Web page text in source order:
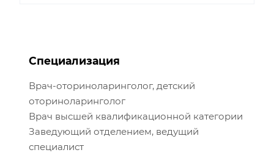
Специализация
Врач-оториноларинголог, детский
оториноларинголог
Врач высшей квалификационной категории
Заведующий отделением, ведущий
специалист